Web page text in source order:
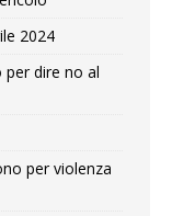
2024
dire no al
per violenza